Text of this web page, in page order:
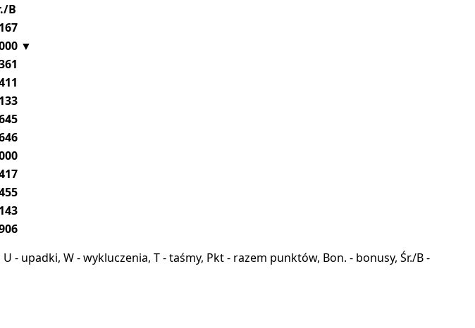
B
▼
- upadki, W - wykluczenia, T - taśmy, Pkt - razem punktów, Bon. - bonusy, Śr./B -